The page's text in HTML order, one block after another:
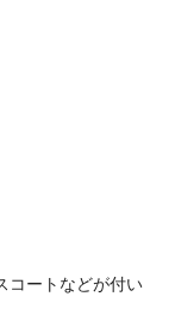
コートなどが付い